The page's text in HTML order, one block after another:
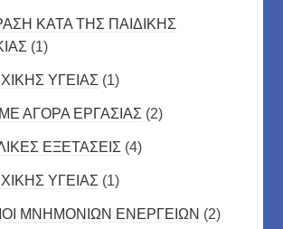
ΚΑΤΑ ΤΗΣ ΠΑΙΔΙΚΗΣ
(1)
ΥΓΕΙΑΣ (1)
ΑΓΟΡΑ ΕΡΓΑΣΙΑΣ (2)
ΕΞΕΤΑΣΕΙΣ (4)
ΥΓΕΙΑΣ (1)
ΜΝΗΜΟΝΙΩΝ ΕΝΕΡΓΕΙΩΝ (2)